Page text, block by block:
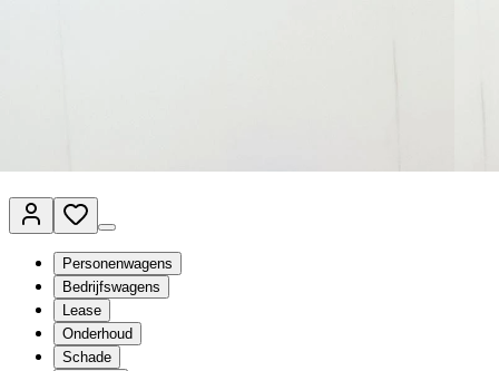
Personenwagens
Bedrijfswagens
Lease
Onderhoud
Schade